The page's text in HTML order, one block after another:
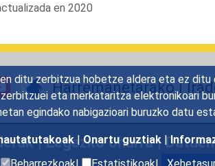
ditu zerbitzua hobetze aldera eta ez
eta merkataritza elektronikoari
egindako nabigazioari buruzko datu
| Onartu guztiak |
en 2020
Harremanetarako|
|Legezko oharra|